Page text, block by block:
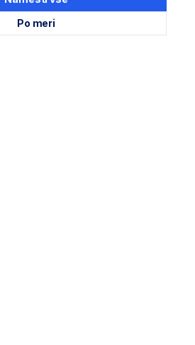
Po meri